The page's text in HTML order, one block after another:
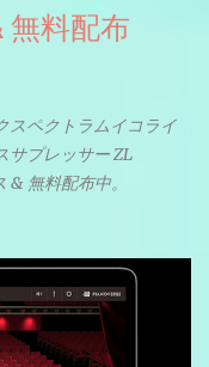
料配布
スペクトラムイコライ
サプレッサー ZL
無料配布中。